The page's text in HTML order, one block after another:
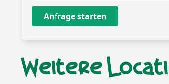
Anfrage starten
Weitere